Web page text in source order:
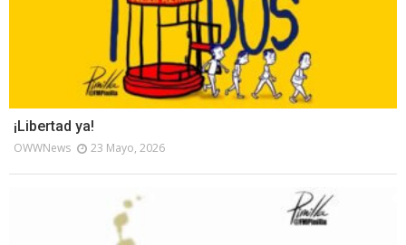
¡Libertad ya!
OWWNews 23 Mayo, 2026